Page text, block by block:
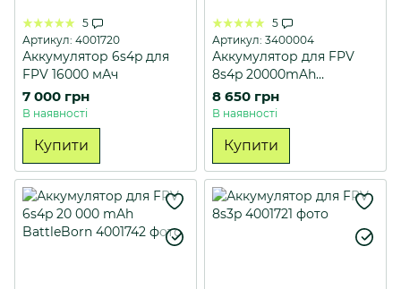
5
Артикул: 4001720
Аккумулятор 6s4p для
FPV 16000 мАч
7 000 грн
В наявності
Купити
5
Артикул: 3400004
Аккумулятор для FPV
8s4p 20000mAh
BattleBorn
8 650 грн
В наявності
Купити